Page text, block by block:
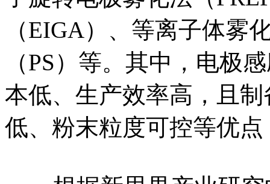
（EIGA）、等离子体雾
（PS）等。其中，电极
本低、生产效率高，且
低、粉末粒度可控等优